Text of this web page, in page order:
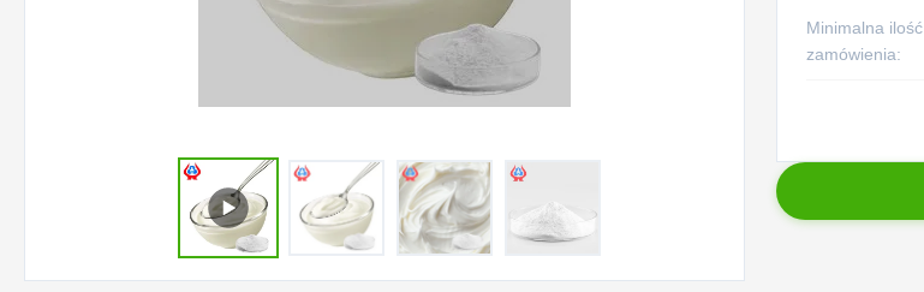
Minimalna ilość
zamówienia: